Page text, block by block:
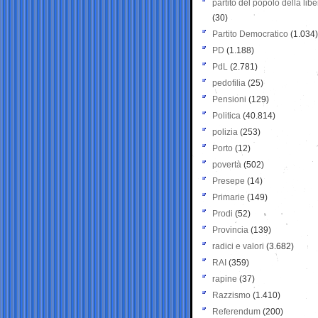
partito del popolo della
(30)
Partito Democratico (1.034)
PD (1.188)
PdL (2.781)
pedofilia (25)
Pensioni (129)
Politica (40.814)
polizia (253)
Porto (12)
povertà (502)
Presepe (14)
Primarie (149)
Prodi (52)
Provincia (139)
radici e valori (3.682)
RAI (359)
rapine (37)
Razzismo (1.410)
Referendum (200)